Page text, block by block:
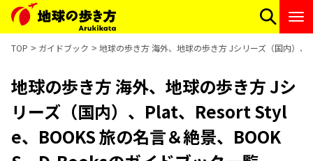
TOP ガイドブック 地球の歩き方 海外、地球の歩き方 Jシリーズ（国内）
地球の歩き方 海外、地球の歩き方 Jシ
リーズ（国内）、Plat、Resort Styl
e、BOOKS 旅の名言＆絶景、BOOK